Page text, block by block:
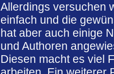
Allerdings versuchen
einfach und die
hat aber auch einige
und Authoren
Diesen macht es viel